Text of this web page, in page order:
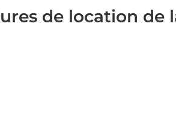
de location de